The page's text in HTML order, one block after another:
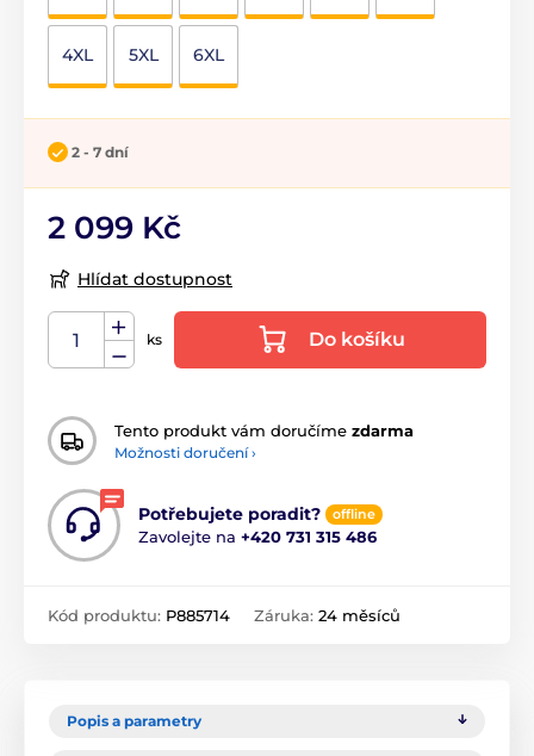
4XL 5XL 6XL
2 - 7 dní
2 099 Kč
Hlídat dostupnost
ks Do košíku
Tento produkt vám doručíme zdarma
Možnosti doručení ›
Potřebujete poradit? offline
Zavolejte na +420 731 315 486
Kód produktu: P885714 Záruka: 24 měsíců
Popis a parametry